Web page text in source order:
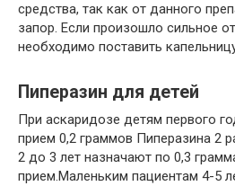
средства, так как от данного
запор. Если произошло сильное
необходимо поставить
Пиперазин для детей
При аскаридозе детям первого
прием 0,2 граммов Пиперазина 2
2 до 3 лет назначают по 0,3
прием.Маленьким пациентам 4-5